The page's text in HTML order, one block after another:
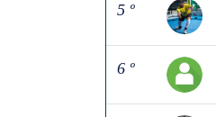
5 º
6 º